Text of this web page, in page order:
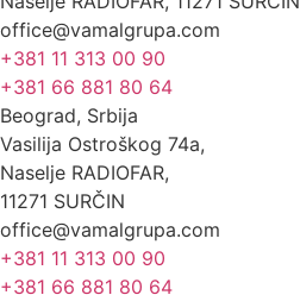
office@vamalgrupa.com
+381 11 313 00 90
+381 66 881 80 64
Beograd, Srbija
Vasilija Ostroškog 74a,
Naselje RADIOFAR,
11271 SURČIN
office@vamalgrupa.com
+381 11 313 00 90
+381 66 881 80 64